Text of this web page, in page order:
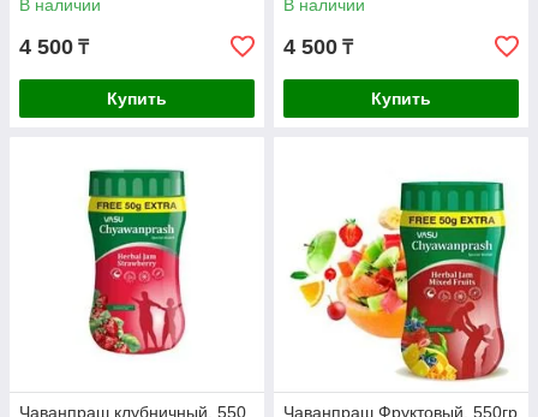
В наличии
4 500 ₸
Купить
В наличии
4 500 ₸
Купить
Чаванпраш клубничный, 550
Чаванпраш Фруктовый, 550гр